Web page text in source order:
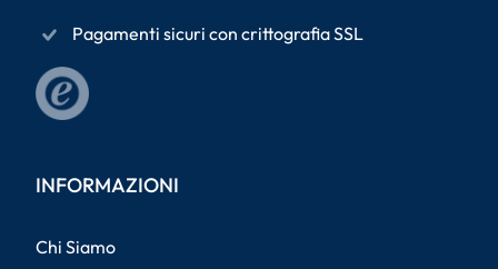
Pagamenti sicuri con crittografia SSL
INFORMAZIONI
Chi Siamo